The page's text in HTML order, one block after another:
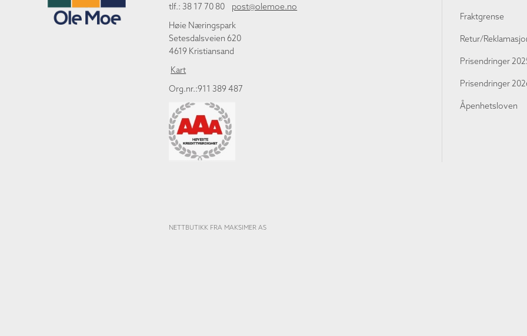
tlf.: 38 17 70 80 post@olemoe.no
Høie Næringspark
Setesdalsveien 620
4619 Kristiansand
Kart
Org.nr.:911 389 487
Fraktgrense
Retur/
Prisendringer
Prisendringer
Åpenhetsloven
NETTBUTIKK FRA MAKSIMER AS